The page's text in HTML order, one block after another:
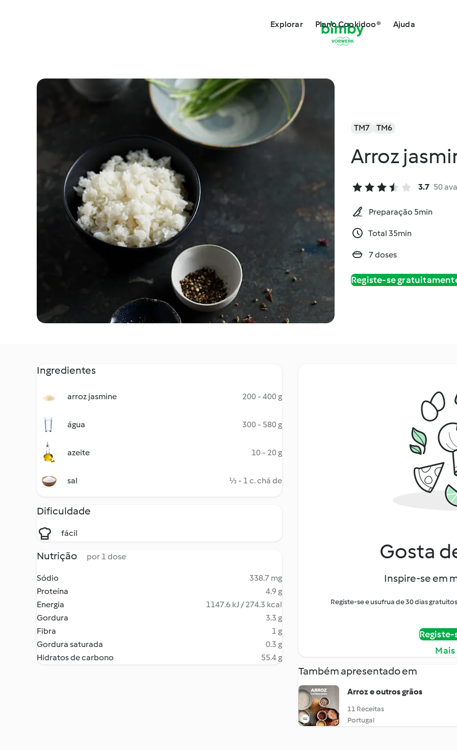
Explorar Plano Cookidoo® Ajuda
TM7 TM6
Arroz
3.7 50
Preparação 5min
Total 35min
7 doses
Registe-se
Ingredientes
arroz jasmine 200 - 400 g
água 300 - 580 g
azeite 10 - 20 g
sal ½ - 1 c. chá de
Dificuldade
fácil
Nutrição por 1 dose
Sódio
338.7 mg
Proteína
4.9 g
Energia
1147.6 kJ / 274.3 kcal
Gordura
3.3 g
Fibra
1 g
Gordura saturada
0.3 g
Hidratos de carbono
55.4 g
Gosta
Inspire-se em
Registe-se e usufrua de 30 dias
Também apresentado em
Arroz e outros grãos
11 Receitas
Portugal